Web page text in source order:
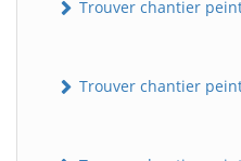
Trouver chantier
Trouver chantier